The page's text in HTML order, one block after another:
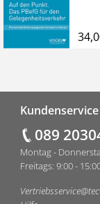
Kundenservice
089
Montag -
Freitags: 9:00 -